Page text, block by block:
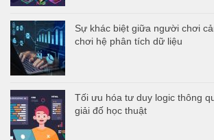
Sự khác biệt giữa người chơi
chơi hệ phân tích dữ liệu
Tối ưu hóa tư duy logic thông
giải đố học thuật